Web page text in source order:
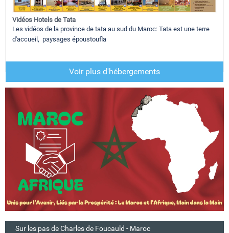
Vidéos Hotels de Tata
Les vidéos de la province de tata au sud du Maroc: Tata est une terre
d'accueil, paysages époustoufla
Voir plus d'hébergements
Sur les pas de Charles de Foucauld - Maroc